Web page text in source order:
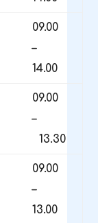
09.00
–
14.00
09.00
–
13.30
09.00
–
13.00